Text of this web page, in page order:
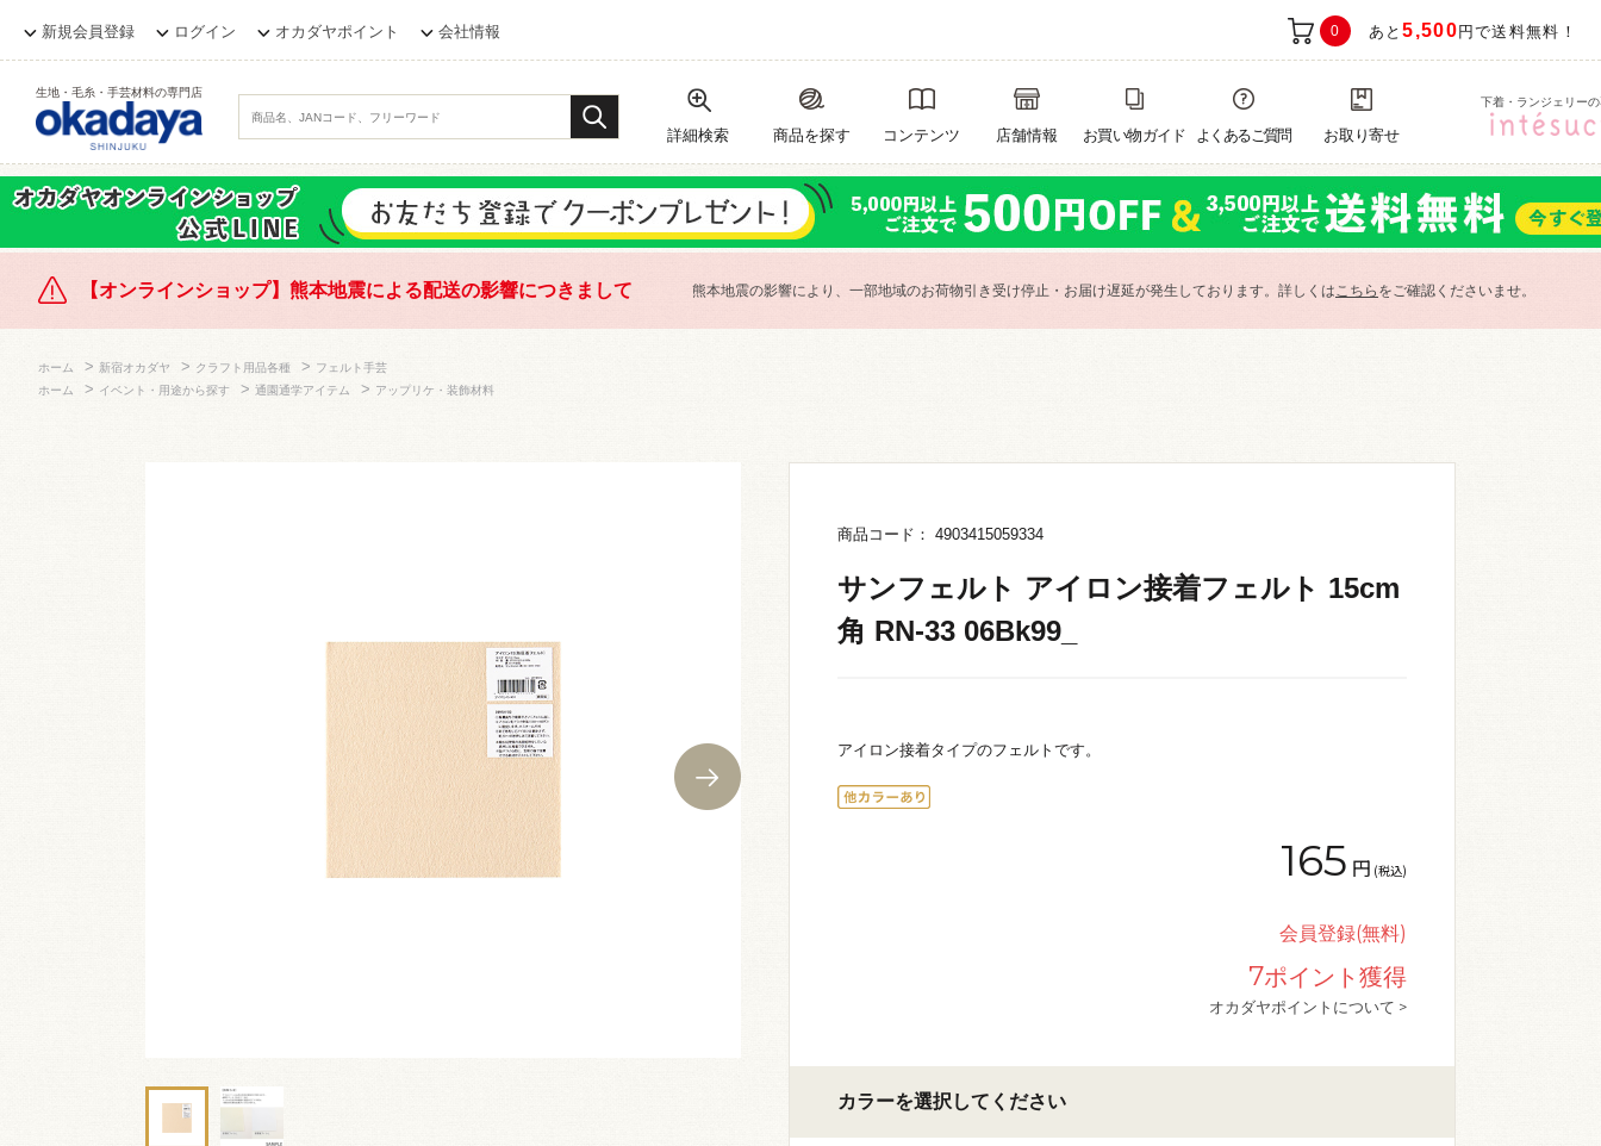
新規会員登録 ログイン オカダヤポイント 会社情報 0 あと5,500 円で送料無料！
生地・毛糸・手芸材料の専門店
詳細検索 商品を探す コンテンツ 店舗情報 お買い物ガイド よくあるご質問 お取り寄せ
下着・ランジェリー
【オンラインショップ】熊本地震による配送の影響につきまして 熊本地震の影響により、一部地域のお荷物引き受け停止・お届け遅延が発生しております。詳しくはこちら をご確認くださいませ。
ホーム > 新宿オカダヤ > クラフト用品各種 > フェルト手芸
ホーム
> イベント・用途から探す > 通園通学アイテム > アップリケ・装飾材料
商品コード： 4903415059334
サンフェルト アイロン接着フェルト 15cm
角 RN-33 06Bk99_
アイロン接着タイプのフェルトです。
165 円 (税込)
会員登録(無料)
7ポイント獲得
オカダヤポイントについて >
カラーを選択してください